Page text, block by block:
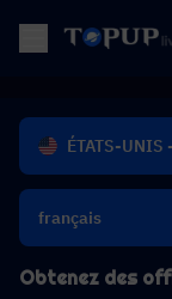
ÉTATS-UNIS
français
Obtenez des